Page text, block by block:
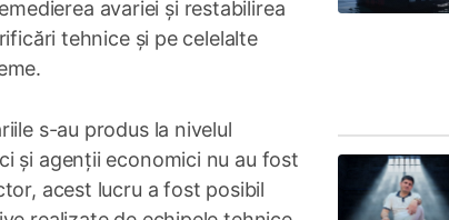
avariei și restabilirea
tehnice și pe celelalte
s-au produs la nivelul
și agenții economici nu au fost
acest lucru a fost posibil